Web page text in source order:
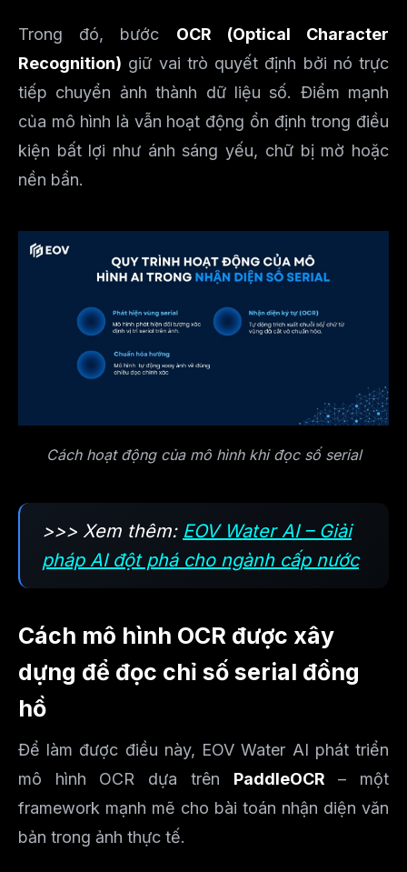
Trong đó, bước OCR (Optical Character
Recognition) giữ vai trò quyết định bởi nó trực
tiếp chuyển ảnh thành dữ liệu số. Điểm mạnh
của mô hình là vẫn hoạt động ổn định trong điều
kiện bất lợi như ánh sáng yếu, chữ bị mờ hoặc
nền bẩn.
Cách hoạt động của mô hình khi đọc số serial
>>> Xem thêm: EOV Water AI – Giải
pháp AI đột phá cho ngành cấp nước
Cách mô hình OCR được xây
dựng để đọc chỉ số serial đồng
hồ
Để làm được điều này, EOV Water AI phát triển
mô hình OCR dựa trên PaddleOCR – một
framework mạnh mẽ cho bài toán nhận diện văn
bản trong ảnh thực tế.